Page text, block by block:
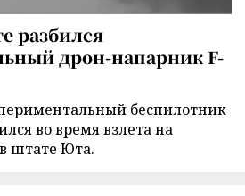
разбился
дрон-напарник F-
беспилотник
во время взлета на
штате Юта.